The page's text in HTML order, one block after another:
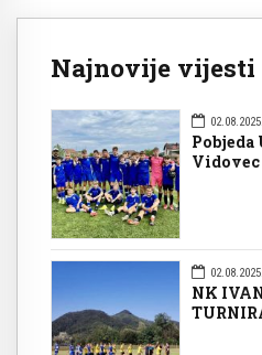
Najnovije vijesti
02.08.2025.
Pobjeda
Vidovec
02.08.2025.
NK